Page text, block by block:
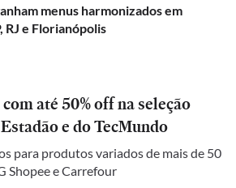
menus harmonizados em
RJ e Florianópolis
até 50% off na seleção
e do TecMundo
para produtos variados de mais de 50
Shopee e Carrefour